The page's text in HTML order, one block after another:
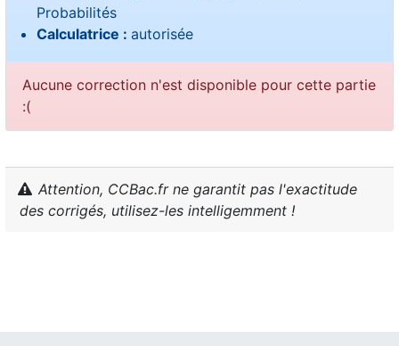
Probabilités
Calculatrice : autorisée
Aucune correction n'est disponible pour cette partie
:(
Attention, CCBac.fr ne garantit pas l'exactitude
des corrigés, utilisez-les intelligemment !